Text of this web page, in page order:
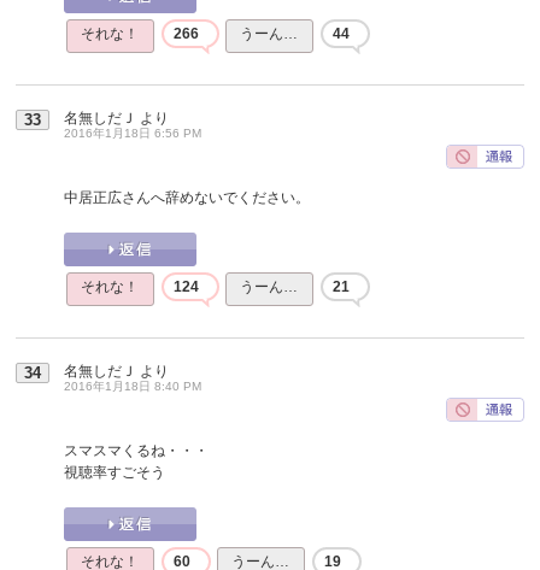
それな！ 266 うーん… 44
33 名無しだＪ より
2016年1月18日 6:56 PM
中居正広さんへ辞めないでください。
それな！ 124 うーん… 21
34 名無しだＪ より
2016年1月18日 8:40 PM
スマスマくるね・・・
視聴率すごそう
それな！ 60 うーん… 19